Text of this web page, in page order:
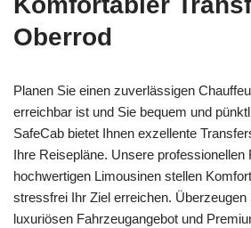
Oberrod
Planen Sie einen zuverlässigen
erreichbar ist und Sie bequem und
SafeCab bietet Ihnen exzellente
Ihre Reisepläne. Unsere professionellen
hochwertigen Limousinen stellen
stressfrei Ihr Ziel erreichen.
luxuriösen Fahrzeugangebot und